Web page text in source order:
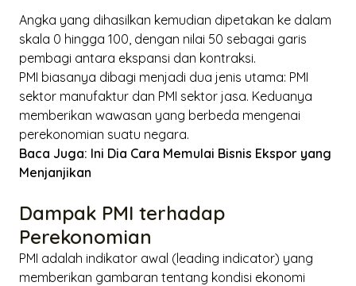
Angka yang dihasilkan kemudian dipetakan ke dalam
skala 0 hingga 100, dengan nilai 50 sebagai garis
pembagi antara ekspansi dan kontraksi.
PMI biasanya dibagi menjadi dua jenis utama: PMI
sektor manufaktur dan PMI sektor jasa. Keduanya
memberikan wawasan yang berbeda mengenai
perekonomian suatu negara.
Baca Juga: Ini Dia Cara Memulai Bisnis Ekspor yang
Menjanjikan
Dampak PMI terhadap
Perekonomian
PMI adalah indikator awal (leading indicator) yang
memberikan gambaran tentang kondisi ekonomi